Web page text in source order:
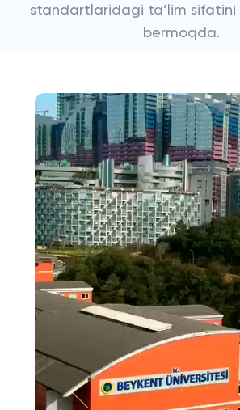
standartlaridagi ta’lim sifatini
bermoqda.